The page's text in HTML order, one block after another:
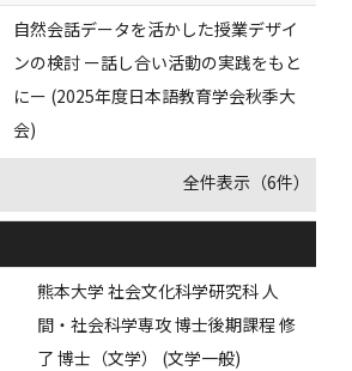
自然会話データを活かした授業デザイ
ンの検討 ー話し合い活動の実践をもと
にー (2025年度日本語教育学会秋季大
会)
全件表示（6件）
熊本大学 社会文化科学研究科 人
間・社会科学専攻 博士後期課程 修
了 博士（文学） (文学一般)